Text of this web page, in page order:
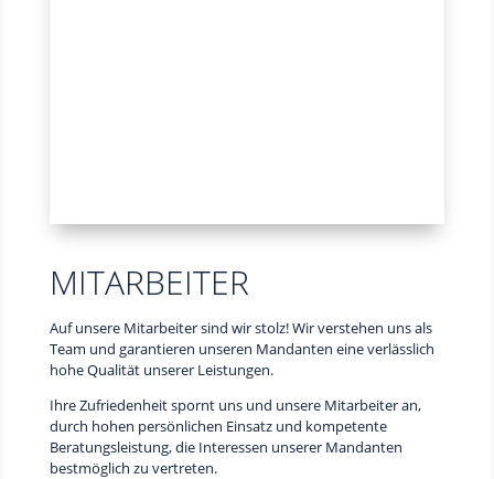
MITARBEITER
Auf unsere Mitarbeiter sind wir stolz! Wir verstehen uns als
Team und garantieren unseren Mandanten eine verlässlich
hohe Qualität unserer Leistungen.
Ihre Zufriedenheit spornt uns und unsere Mitarbeiter an,
durch hohen persönlichen Einsatz und kompetente
Beratungsleistung, die Interessen unserer Mandanten
bestmöglich zu vertreten.